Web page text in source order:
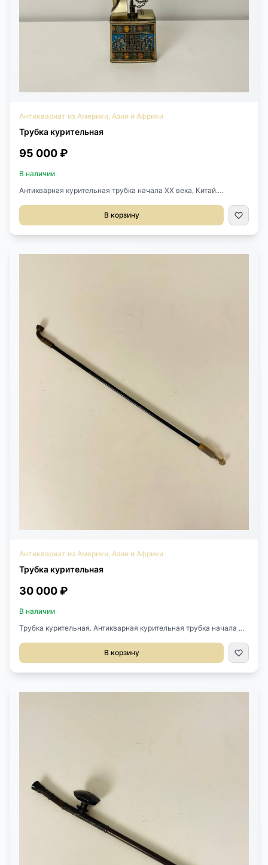
Антиквариат из Америки, Азии и Африки
Трубка курительная
95 000 ₽
В наличии
Антикварная курительная трубка начала XX века, Китай.
предмет восточного быта с выразительным декоративным
характером.Размеры: ширина 10 см, глубина 4 см, высота 45 см.
В корзину
Антиквариат из Америки, Азии и Африки
Трубка курительная
30 000 ₽
В наличии
Трубка курительная. Антикварная курительная трубка начала XX
Ширина 2 см. Высота 3 см.
В корзину